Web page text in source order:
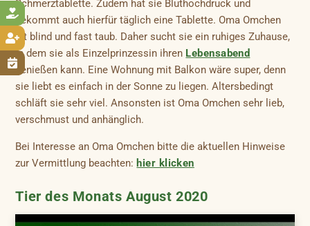



Schmerztablette. Zudem hat sie Bluthochdruck und
bekommt auch hierfür täglich eine Tablette. Oma Omchen
ist blind und fast taub. Daher sucht sie ein ruhiges Zuhause,
in dem sie als Einzelprinzessin ihren Lebensabend
genießen kann. Eine Wohnung mit Balkon wäre super, denn
sie liebt es einfach in der Sonne zu liegen. Altersbedingt
schläft sie sehr viel. Ansonsten ist Oma Omchen sehr lieb,
verschmust und anhänglich.
Bei Interesse an Oma Omchen bitte die aktuellen Hinweise
zur Vermittlung beachten: hier klicken
Tier des Monats August 2020